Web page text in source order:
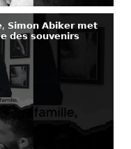
𝗦𝗶𝗺𝗼𝗻 𝗔𝗯𝗶𝗸𝗲𝗿 𝗺𝗲𝘁
𝗱𝗲𝘀 𝘀𝗼𝘂𝘃𝗲𝗻𝗶𝗿𝘀